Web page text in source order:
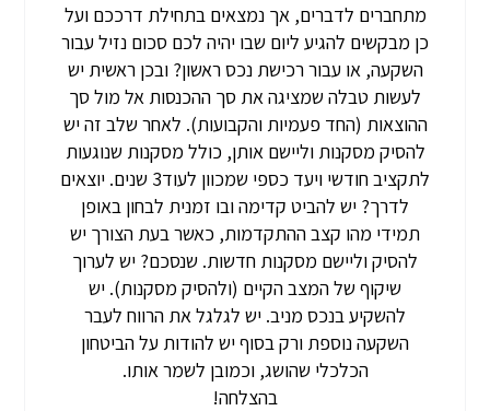
מתחברים לדברים, אך נמצאים בתחילת דרככם ועל
כן מבקשים להגיע ליום שבו יהיה לכם סכום נזיל עבור
השקעה, או עבור רכישת נכס ראשון? ובכן ראשית יש
לעשות טבלה שמציגה את סך ההכנסות אל מול סך
ההוצאות (החד פעמיות והקבועות). לאחר שלב זה יש
להסיק מסקנות וליישם אותן, כולל מסקנות שנוגעות
לתקציב חודשי ויעד כספי שמכוון לעוד3 שנים. יוצאים
לדרך? יש להביט קדימה ובו זמנית לבחון באופן
תמידי מהו קצב ההתקדמות, כאשר בעת הצורך יש
להסיק וליישם מסקנות חדשות. שנסכם? יש לערוך
שיקוף של המצב הקיים (ולהסיק מסקנות). יש
להשקיע בנכס מניב. יש לגלגל את הרווח לעבר
השקעה נוספת ורק בסוף יש להודות על הביטחון
הכלכלי שהושג, וכמובן לשמר אותו.
בהצלחה!